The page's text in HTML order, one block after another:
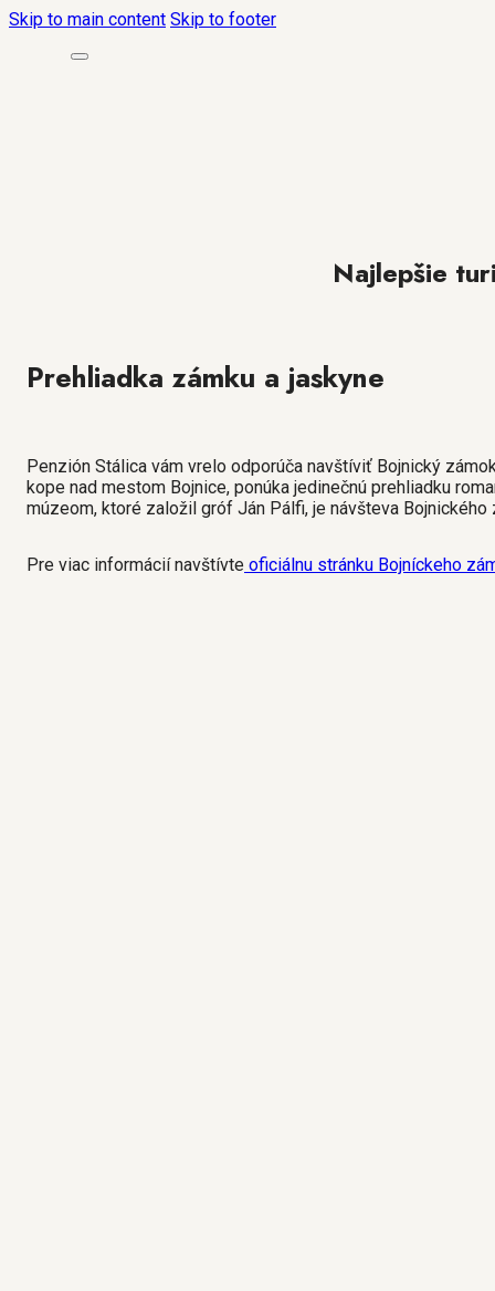
Skip to main content Skip to footer
Najlepšie
Prehliadka zámku a jaskyne
Penzión Stálica vám vrelo odporúča navštíviť Bojnický
kope nad mestom Bojnice, ponúka jedinečnú prehliadku
múzeom, ktoré založil gróf Ján Pálfi, je návšteva
Pre viac informácií navštívte oficiálnu stránku Bojníckeho